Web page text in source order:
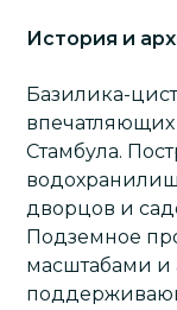
История и
Базилика-
Стамбула.
дворцов и
Подземное
масштабами и